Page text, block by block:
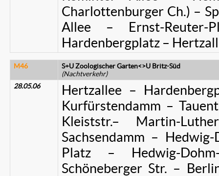
Charlottenburger Ch.) –
Allee – Ernst-Reuter-
Hardenbergplatz –
M46
S+U Zoologischer Garten<>U Britz-Süd
(Nachtverkehr)
28.05.06
Hertzallee –
Kurfürstendamm –
Kleiststr.– Martin-
Sachsendamm –
Platz – Hedwig-
Schöneberger Str. –